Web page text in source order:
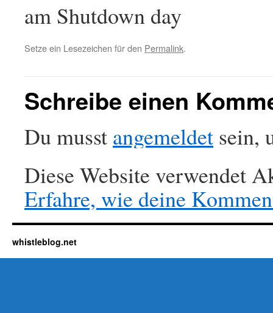
am Shutdown day
Setze ein Lesezeichen für den Permalink.
Schreibe einen
Du musst angemeldet sein,
Diese Website verwendet
Erfahre, wie deine
whistleblog.net